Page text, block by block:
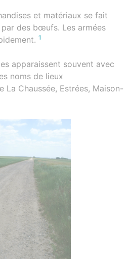
et matériaux se fait
des bœufs. Les armées
1
apparaissent souvent avec
noms de lieux
La Chaussée, Estrées, Maison-